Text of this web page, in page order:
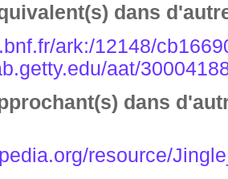
dans
ark:/12148/
aat/
dans
resource/